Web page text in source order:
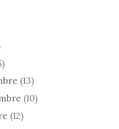
(13)
(10)
(12)